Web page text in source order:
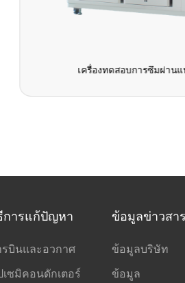
เครื่องทดสอบการซึมผ่าน
การแก้ปัญหา
รบินและอวกาศ
เซมิคอนดักเตอร์
ข้อมูลข่าวสาร
ข้อมูลบริษัท
ข้อมูล